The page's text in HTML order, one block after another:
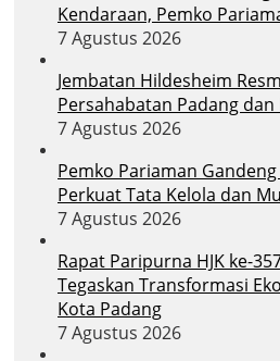
Kendaraan, Pemko
7 Agustus 2026
Jembatan Hildesheim
Persahabatan Padang
7 Agustus 2026
Pemko Pariaman
Perkuat Tata Kelola dan
7 Agustus 2026
Rapat Paripurna HJK ke-
Tegaskan Transformasi
Kota Padang
7 Agustus 2026